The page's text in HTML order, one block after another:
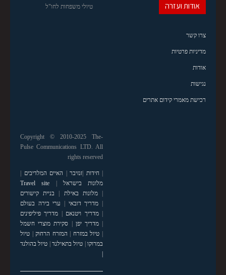
טיולי משפחות לחו"ל אודות ועזרה
צרו קשר
מדיניות פרטיות
אודות
נגישות
רכישת מאמרי קידום אתרים
Copyright © 2010-2025 The-
Pulse Communications LTD. All
rights reserved
|חידות זנזיבר האיים המלדיבים
מלונות בישראל
Travel site
|מלונות באילת
בניית קישורים
מדריך דובאי
ערי בירה בעולם
|מדריך ויטנאם
מדריך פיליפינים
|מדריך יפן
סקירת מוצרי חשמל
טיול במזרח המזרח הרחוק| טיול
במרוקו| טיול בתאילנד| טיול בהולנד